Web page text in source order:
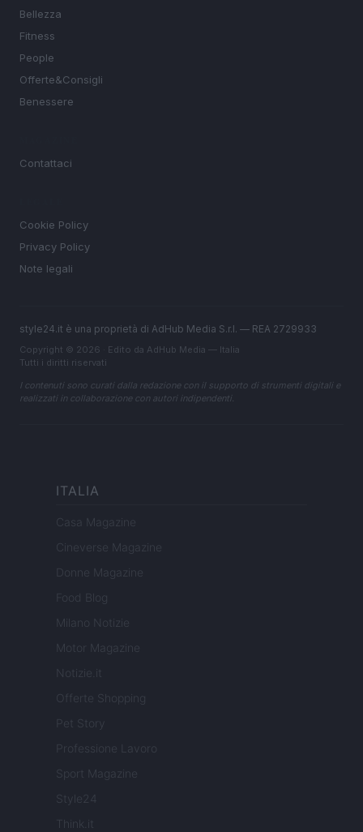
Bellezza
Fitness
People
Offerte&Consigli
Benessere
Contattaci
Cookie Policy
Privacy Policy
Note legali
style24.it è una proprietà di AdHub Media S.r.l. — REA 2729933
Copyright © 2026 · Edito da AdHub Media — Italia
Tutti i diritti riservati
I contenuti sono curati dalla redazione con il supporto di strumenti digitali e
realizzati in collaborazione con autori indipendenti.
ITALIA
Casa Magazine
Cineverse Magazine
Donne Magazine
Food Blog
Milano Notizie
Motor Magazine
Notizie.it
Offerte Shopping
Pet Story
Professione Lavoro
Sport Magazine
Style24
Think.it